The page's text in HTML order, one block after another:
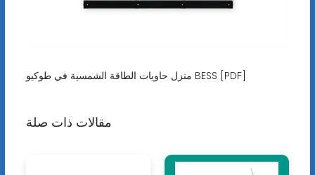
منزل حاويات الطاقة الشمسية في طوكيو BESS [PDF]
مقالات ذات صلة